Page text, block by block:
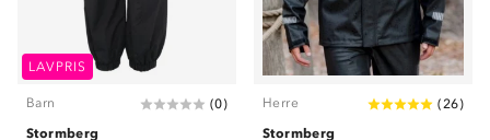
LAVPRIS
Barn (0)
Stormberg
Herre (26)
Stormberg